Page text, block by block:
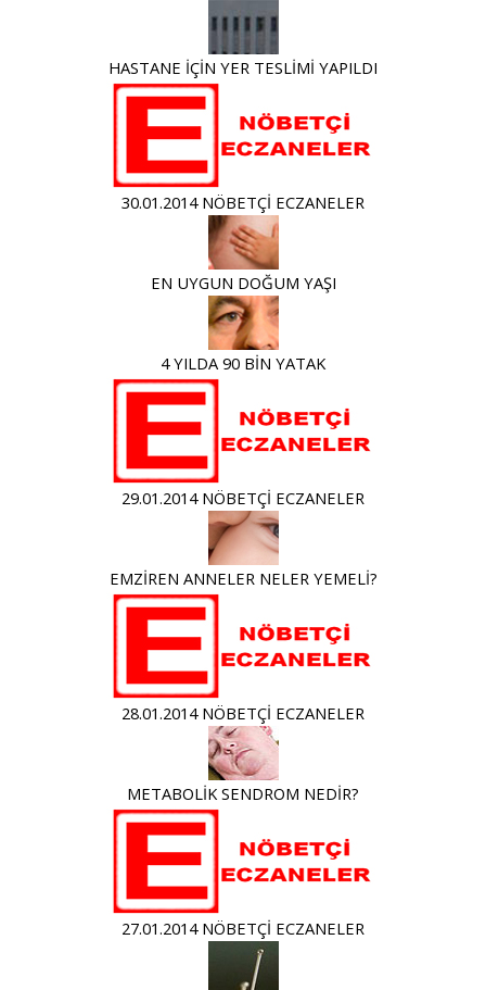
HASTANE İÇİN YER TESLİMİ YAPILDI
30.01.2014 NÖBETÇİ ECZANELER
EN UYGUN DOĞUM YAŞI
4 YILDA 90 BİN YATAK
29.01.2014 NÖBETÇİ ECZANELER
EMZİREN ANNELER NELER YEMELİ?
28.01.2014 NÖBETÇİ ECZANELER
METABOLİK SENDROM NEDİR?
27.01.2014 NÖBETÇİ ECZANELER